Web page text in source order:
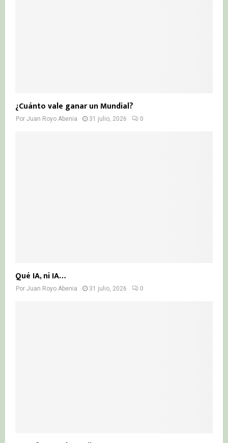
¿Cuánto vale ganar un Mundial?
Por Juan Royo Abenia 31 julio, 2026 0
Qué IA, ni IA…
Por Juan Royo Abenia 31 julio, 2026 0